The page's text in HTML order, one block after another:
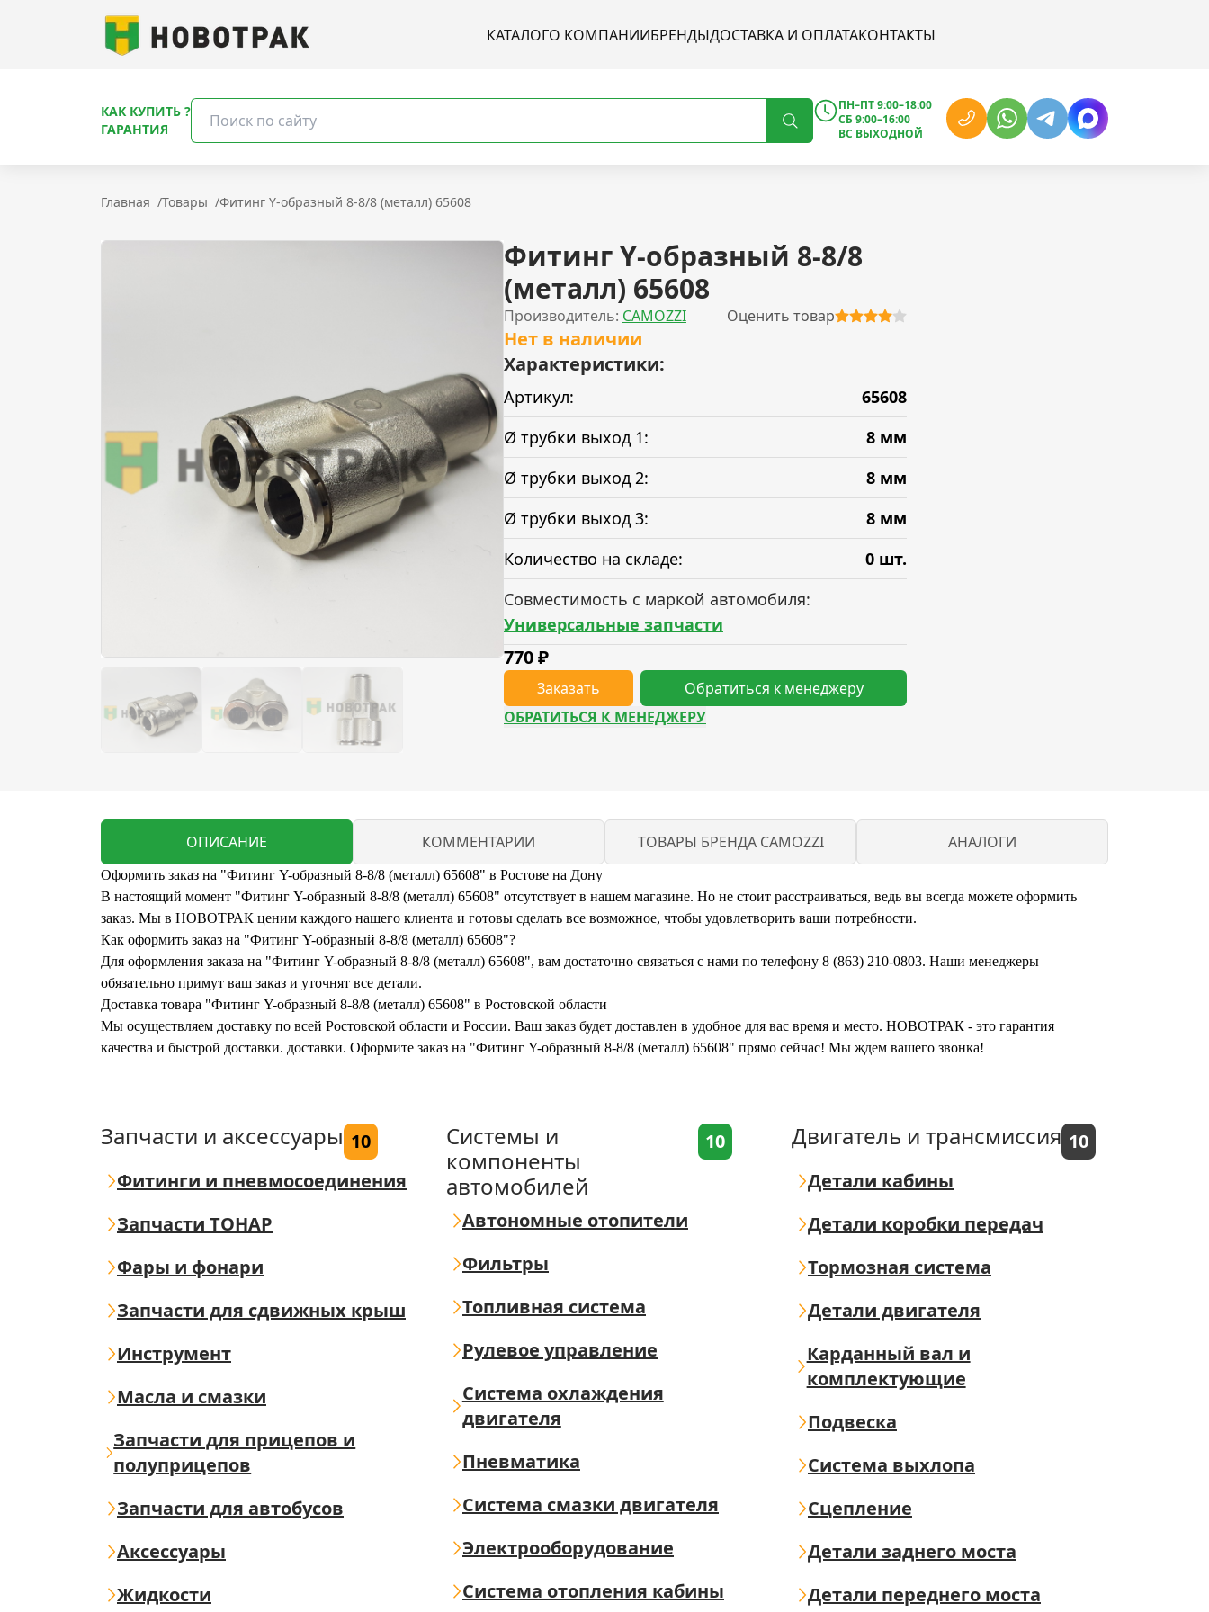
КАТАЛОГО КОМПАНИИБРЕНДЫДОСТАВКА И ОПЛАТАКОНТАКТЫ
КАК КУПИТЬ ?
ГАРАНТИЯ
ПН–ПТ 9:00–18:00
СБ 9:00–16:00
ВС ВЫХОДНОЙ
Главная /Товары /Фитинг Y-образный 8-8/8 (металл) 65608
Фитинг Y-образный 8-8/8
(металл) 65608
Производитель: CAMOZZI Оценить товар
Нет в наличии
Характеристики:
Артикул:
65608
Ø трубки выход 1:
8 мм
Ø трубки выход 2:
8 мм
Ø трубки выход 3:
8 мм
Количество на складе:
0 шт.
Совместимость с маркой автомобиля:
Универсальные запчасти
770₽
Заказать
Обратиться к менеджеру
ОБРАТИТЬСЯ К МЕНЕДЖЕРУ
ОПИСАНИЕ КОММЕНТАРИИ ТОВАРЫ БРЕНДА CAMOZZI АНАЛОГИ
Оформить заказ на "Фитинг Y-образный 8-8/8 (металл) 65608" в Ростове на Дону
В настоящий момент "Фитинг Y-образный 8-8/8 (металл) 65608" отсутствует в нашем магазине. Но не стоит расстраиваться, ведь вы всегда можете оформить
заказ. Мы в НОВОТРАК ценим каждого нашего клиента и готовы сделать все возможное, чтобы удовлетворить ваши потребности.
Как оформить заказ на "Фитинг Y-образный 8-8/8 (металл) 65608"?
Для оформления заказа на "Фитинг Y-образный 8-8/8 (металл) 65608", вам достаточно связаться с нами по телефону 8 (863) 210-0803. Наши менеджеры
обязательно примут ваш заказ и уточнят все детали.
Доставка товара "Фитинг Y-образный 8-8/8 (металл) 65608" в Ростовской области
Мы осуществляем доставку по всей Ростовской области и России. Ваш заказ будет доставлен в удобное для вас время и место. НОВОТРАК - это гарантия
качества и быстрой доставки. доставки. Оформите заказ на "Фитинг Y-образный 8-8/8 (металл) 65608" прямо сейчас! Мы ждем вашего звонка!
Запчасти и аксессуары 10
Фитинги и пневмосоединения
Запчасти ТОНАР
Фары и фонари
Запчасти для сдвижных крыш
Инструмент
Масла и смазки
Запчасти для прицепов и
полуприцепов
Запчасти для автобусов
Аксессуары
Жидкости
Системы и
компоненты
автомобилей
10
Автономные отопители
Фильтры
Топливная система
Рулевое управление
Система охлаждения
двигателя
Пневматика
Система смазки двигателя
Электрооборудование
Система отопления кабины
Двигатель и трансмиссия 10
Детали кабины
Детали коробки передач
Тормозная система
Детали двигателя
Карданный вал и
комплектующие
Подвеска
Система выхлопа
Сцепление
Детали заднего моста
Детали переднего моста